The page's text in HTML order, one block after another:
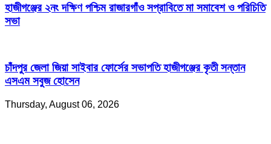
হাজীগঞ্জের ২নং দক্ষিণ পশ্চিম রাজারগাঁও সপ্রাবিতে মা সমাবেশ ও পরিচিতি
সভা
চাঁদপুর জেলা জিয়া সাইবার ফোর্সের সভাপতি হাজীগঞ্জের কৃতী সন্তান
এসএম সবুজ হোসেন
Thursday, August 06, 2026